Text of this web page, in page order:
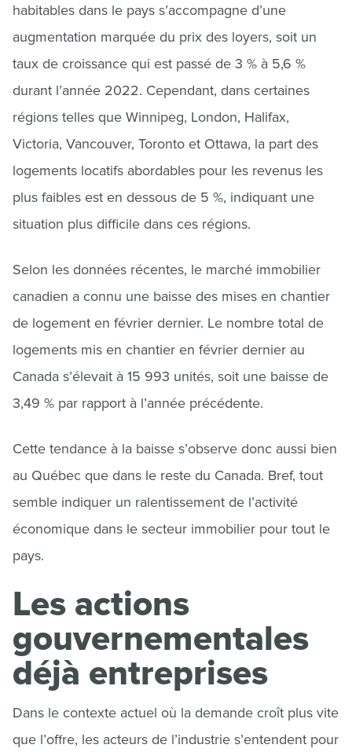
habitables dans le pays s’accompagne d’une
augmentation marquée du prix des loyers, soit un
taux de croissance qui est passé de 3 % à 5,6 %
durant l’année 2022. Cependant, dans certaines
régions telles que Winnipeg, London, Halifax,
Victoria, Vancouver, Toronto et Ottawa, la part des
logements locatifs abordables pour les revenus les
plus faibles est en dessous de 5 %, indiquant une
situation plus difficile dans ces régions.
Selon les données récentes, le marché immobilier
canadien a connu une baisse des mises en chantier
de logement en février dernier. Le nombre total de
logements mis en chantier en février dernier au
Canada s’élevait à 15 993 unités, soit une baisse de
3,49 % par rapport à l’année précédente.
Cette tendance à la baisse s’observe donc aussi bien
au Québec que dans le reste du Canada. Bref, tout
semble indiquer un ralentissement de l’activité
économique dans le secteur immobilier pour tout le
pays.
Les actions
gouvernementales
déjà entreprises
Dans le contexte actuel où la demande croît plus vite
que l’offre, les acteurs de l’industrie s’entendent pour